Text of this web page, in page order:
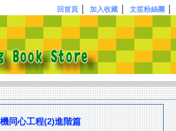
回首頁 加入收藏 文笙粉絲團
同心工程(2)進階篇